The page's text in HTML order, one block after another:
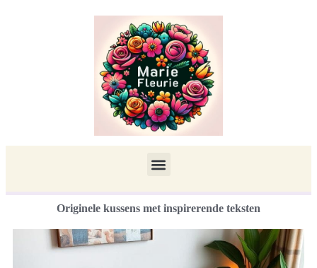
Originele kussens met inspirerende teksten